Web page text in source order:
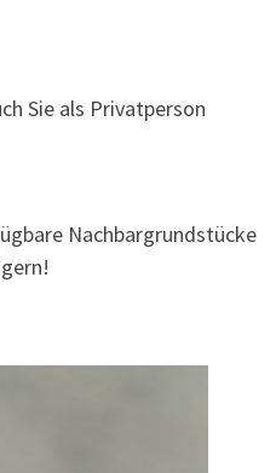
Sie als Privatperson
Nachbargrundstücke